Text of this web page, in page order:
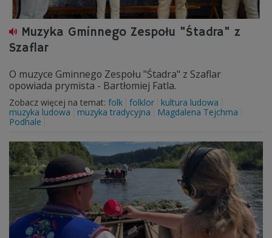
Muzyka Gminnego Zespołu "Śtadra" z
Szaflar
O muzyce Gminnego Zespołu "Śtadra" z Szaflar
opowiada prymista - Bartłomiej Fatla.
Zobacz więcej na temat: folk folklor
kultura ludowa
muzyka ludowa
muzyka tradycyjna
Magdalena Tejchma
Podhale